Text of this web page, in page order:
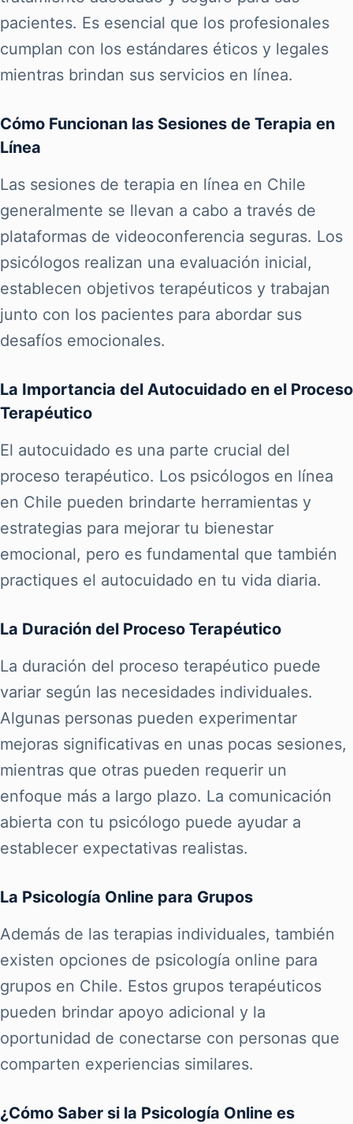
pacientes. Es esencial que los profesionales
cumplan con los estándares éticos y legales
mientras brindan sus servicios en línea.
Cómo Funcionan las Sesiones de Terapia en
Línea
Las sesiones de terapia en línea en Chile
generalmente se llevan a cabo a través de
plataformas de videoconferencia seguras. Los
psicólogos realizan una evaluación inicial,
establecen objetivos terapéuticos y trabajan
junto con los pacientes para abordar sus
desafíos emocionales.
La Importancia del Autocuidado en el Proceso
Terapéutico
El autocuidado es una parte crucial del
proceso terapéutico. Los psicólogos en línea
en Chile pueden brindarte herramientas y
estrategias para mejorar tu bienestar
emocional, pero es fundamental que también
practiques el autocuidado en tu vida diaria.
La Duración del Proceso Terapéutico
La duración del proceso terapéutico puede
variar según las necesidades individuales.
Algunas personas pueden experimentar
mejoras significativas en unas pocas sesiones,
mientras que otras pueden requerir un
enfoque más a largo plazo. La comunicación
abierta con tu psicólogo puede ayudar a
establecer expectativas realistas.
La Psicología Online para Grupos
Además de las terapias individuales, también
existen opciones de psicología online para
grupos en Chile. Estos grupos terapéuticos
pueden brindar apoyo adicional y la
oportunidad de conectarse con personas que
comparten experiencias similares.
¿Cómo Saber si la Psicología Online es